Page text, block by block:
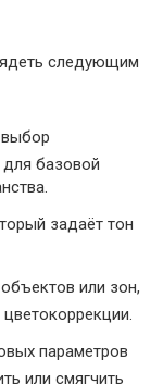
следующим
для базовой
задаёт тон
или зон,
параметров
или смягчить